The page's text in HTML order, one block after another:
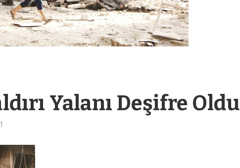
Yalanı Deşifre Oldu